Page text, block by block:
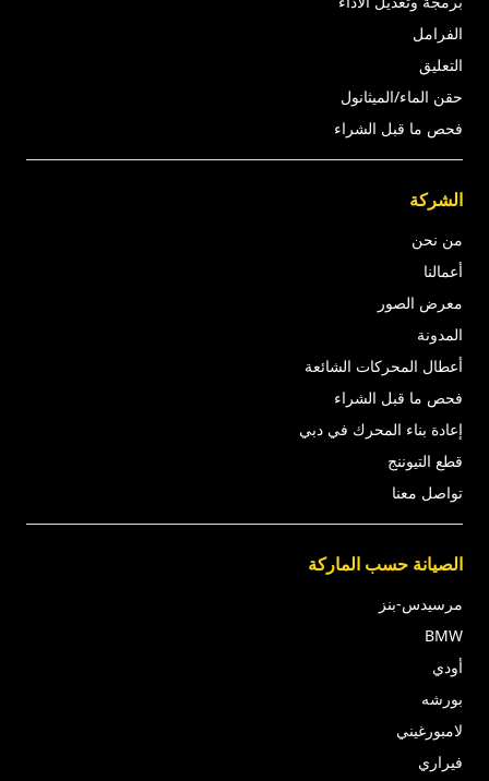
الفرامل
التعليق
حقن الماء/الميثانول
فحص ما قبل الشراء
الشركة
من نحن
أعمالنا
معرض الصور
المدونة
أعطال المحركات الشائعة
فحص ما قبل الشراء
إعادة بناء المحرك في دبي
قطع التيوننج
تواصل معنا
الصيانة حسب الماركة
مرسيدس-بنز
BMW
أودي
بورشه
لامبورغيني
فيراري